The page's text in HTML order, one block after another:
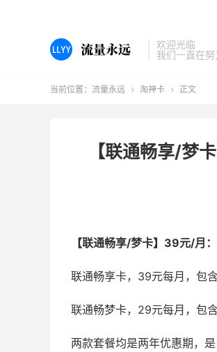
欢迎光临
我们一直在努
当前位置： 流量永远  淘神卡  正文
【联通畅享/梦
【联通畅享/梦卡】39元/月
联通畅享卡，39元每月，包
联通畅梦卡，29元每月，包
两款套餐均是两年优惠期，